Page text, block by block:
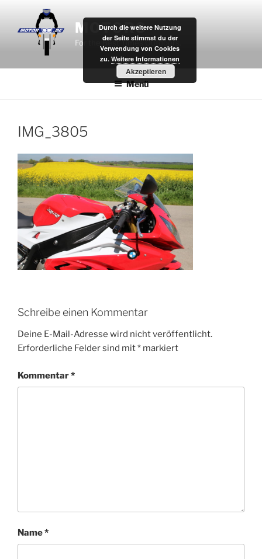
springen
MOTOR8
For the Best Times Outdoors.
Menü
IMG_3805
Schreibe einen Kommentar
Deine E-Mail-Adresse wird nicht veröffentlicht.
Erforderliche Felder sind mit* markiert
Kommentar*
Name*
Durch die weitere Nutzung
der Seite stimmst du der
Verwendung von Cookies
zu. Weitere Informationen
Akzeptieren